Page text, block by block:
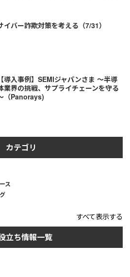
イバー詐欺対策を考える（7/31）
【導入事例】SEMIジャパンさま ～半導
業界の挑戦、サプライチェーンを守る
（Panorays)
カテゴリ
ス
すべて表示する
立ち情報一覧